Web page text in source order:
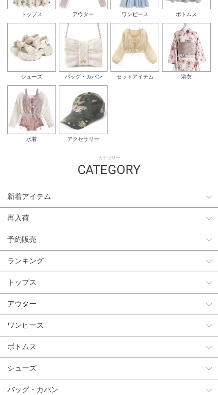
トップス アウター ワンピース ボトムス
シューズ バッグ・カバン セットアイテム 浴衣
水着 アクセサリー
カテゴリー
CATEGORY
新着アイテム
再入荷
予約販売
ランキング
トップス
アウター
ワンピース
ボトムス
シューズ
バッグ・カバン